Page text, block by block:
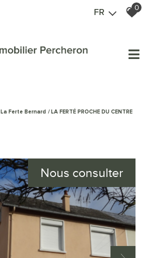
FR
0
La Ferte Bernard LA FERTÉ PROCHE DU CENTRE
Nous consulter